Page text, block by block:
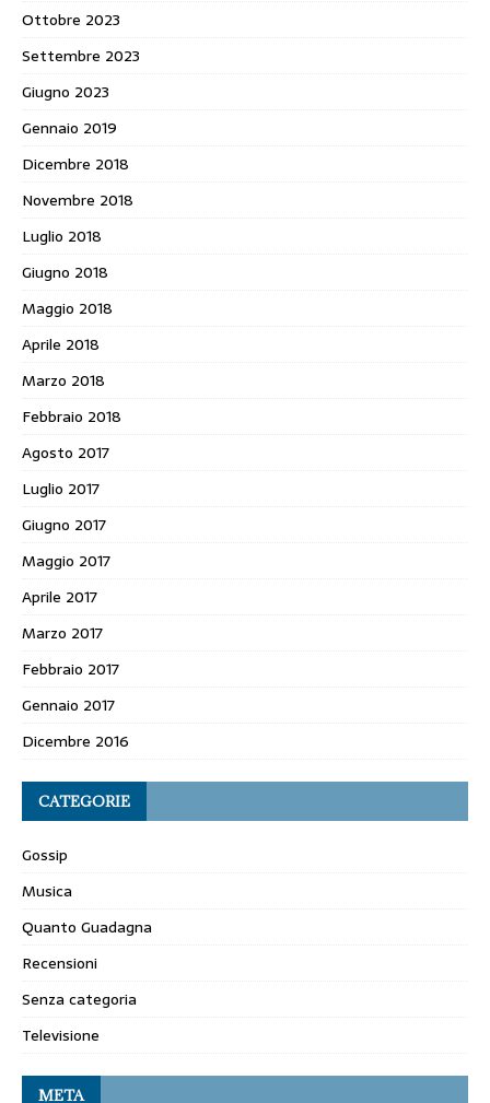
Ottobre 2023
Settembre 2023
Giugno 2023
Gennaio 2019
Dicembre 2018
Novembre 2018
Luglio 2018
Giugno 2018
Maggio 2018
Aprile 2018
Marzo 2018
Febbraio 2018
Agosto 2017
Luglio 2017
Giugno 2017
Maggio 2017
Aprile 2017
Marzo 2017
Febbraio 2017
Gennaio 2017
Dicembre 2016
CATEGORIE
Gossip
Musica
Quanto Guadagna
Recensioni
Senza categoria
Televisione
META